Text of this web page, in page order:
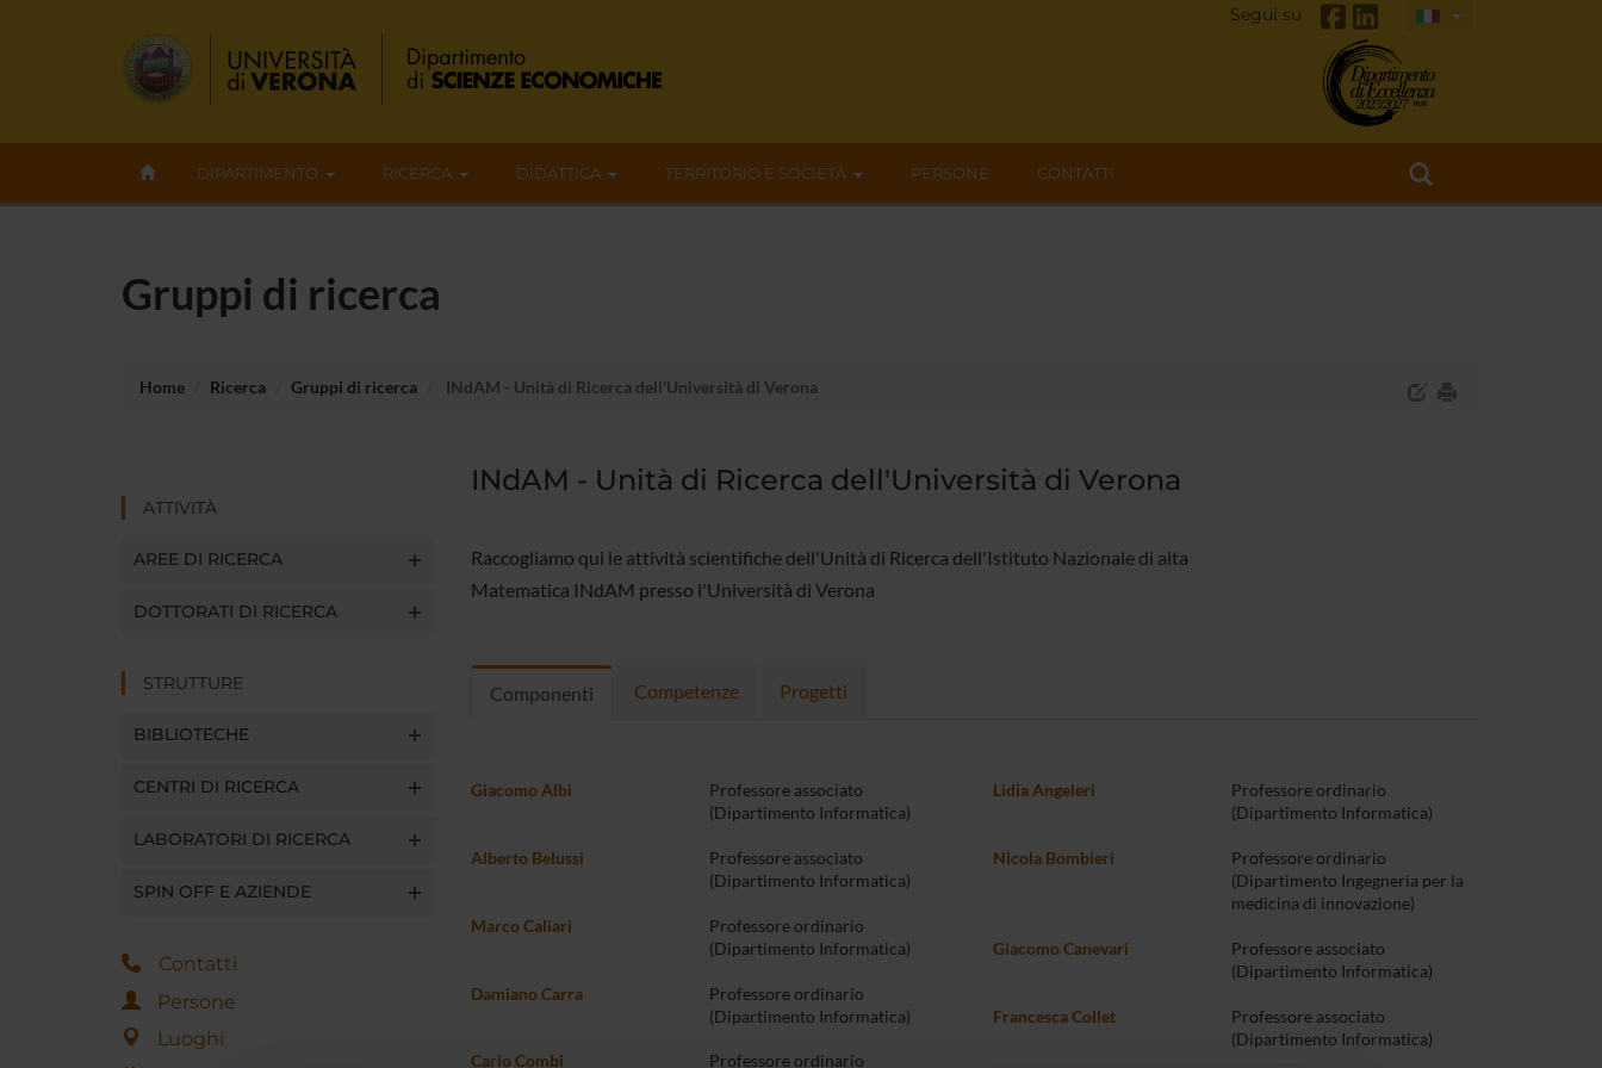
Segui su
DIPARTIMENTO RICERCA DIDATTICA TERRITORIO E SOCIETÀ PERSONE CONTATTI
Gruppi di ricerca
Home Ricerca Gruppi di ricerca INdAM - Unità di Ricerca dell'Università di Verona
ATTIVITÀ
AREE DI RICERCA
DOTTORATI DI RICERCA
STRUTTURE
BIBLIOTECHE
CENTRI DI RICERCA
LABORATORI DI RICERCA
SPIN OFF E AZIENDE
Contatti
Persone
Luoghi
INdAM - Unità di Ricerca dell'Università di Verona
Raccogliamo qui le attività scientifiche dell'Unità di Ricerca dell'Istituto Nazionale di alta
Matematica INdAM presso l'Università di Verona
Componenti Competenze Progetti
Giacomo Albi
Professore associato
(Dipartimento Informatica)
Alberto Belussi
Professore associato
(Dipartimento Informatica)
Marco Caliari
Professore ordinario
(Dipartimento Informatica)
Damiano Carra
Professore ordinario
(Dipartimento Informatica)
Carlo Combi
Professore ordinario
Lidia Angeleri
Professore ordinario
(Dipartimento Informatica)
Nicola Bombieri
Professore ordinario
(Dipartimento Ingegneria per la
medicina di innovazione)
Giacomo Canevari
Professore associato
(Dipartimento Informatica)
Francesca Collet
Professore associato
(Dipartimento Informatica)